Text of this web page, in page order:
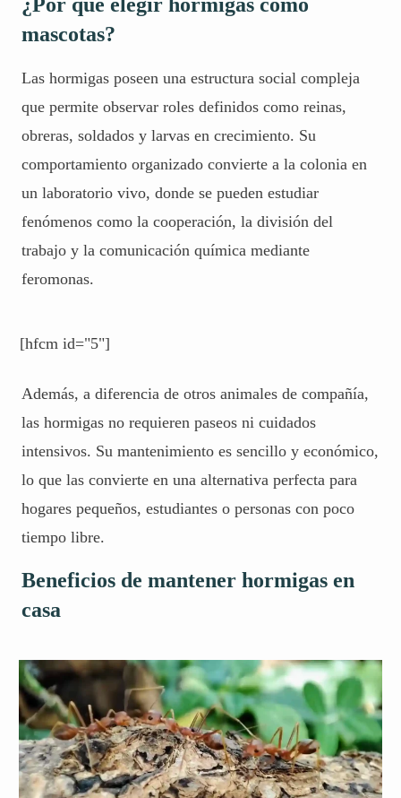
¿Por qué elegir hormigas como
mascotas?
Las hormigas poseen una estructura social compleja
que permite observar roles definidos como reinas,
obreras, soldados y larvas en crecimiento. Su
comportamiento organizado convierte a la colonia en
un laboratorio vivo, donde se pueden estudiar
fenómenos como la cooperación, la división del
trabajo y la comunicación química mediante
feromonas.
[hfcm id="5"]
Además, a diferencia de otros animales de compañía,
las hormigas no requieren paseos ni cuidados
intensivos. Su mantenimiento es sencillo y económico,
lo que las convierte en una alternativa perfecta para
hogares pequeños, estudiantes o personas con poco
tiempo libre.
Beneficios de mantener hormigas en
casa